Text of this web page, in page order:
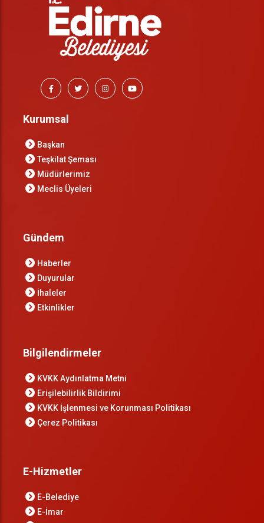
Kurumsal
Başkan
Teşkilat Şeması
Müdürlerimiz
Meclis Üyeleri
Gündem
Haberler
Duyurular
İhaleler
Etkinlikler
Bilgilendirmeler
KVKK Aydınlatma Metni
Erişilebilirlik Bildirimi
KVKK İşlenmesi ve Korunması Politikası
Çerez Politikası
E-Hizmetler
E-Belediye
E-İmar